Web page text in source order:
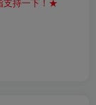
支持一下！★